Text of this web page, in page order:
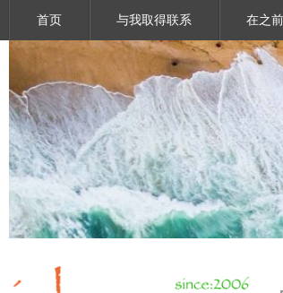
首页 与我取得联系 在之前